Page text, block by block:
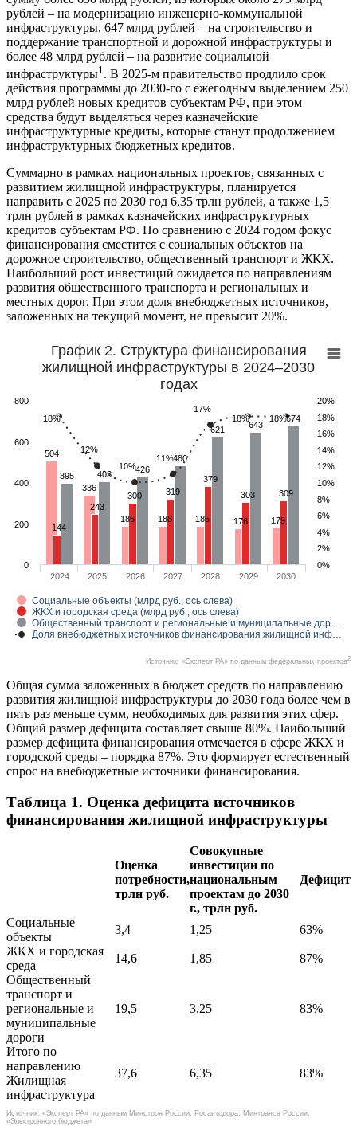
рублей – на модернизацию инженерно-коммунальной
инфраструктуры, 647 млрд рублей – на строительство и
поддержание транспортной и дорожной инфраструктуры и
более 48 млрд рублей – на развитие социальной
инфраструктуры1 . В 2025-м правительство продлило срок
действия программы до 2030-го с ежегодным выделением 250
млрд рублей новых кредитов субъектам РФ, при этом
средства будут выделяться через казначейские
инфраструктурные кредиты, которые станут продолжением
инфраструктурных бюджетных кредитов.
Суммарно в рамках национальных проектов, связанных с
развитием жилищной инфраструктуры, планируется
направить с 2025 по 2030 год 6,35 трлн рублей, а также 1,5
трлн рублей в рамках казначейских инфраструктурных
кредитов субъектам РФ. По сравнению с 2024 годом фокус
финансирования сместится с социальных объектов на
дорожное строительство, общественный транспорт и ЖКХ.
Наибольший рост инвестиций ожидается по направлениям
развития общественного транспорта и региональных и
местных дорог. При этом доля внебюджетных источников,
заложенных на текущий момент, не превысит 20%.
График 2. Структура финансирования
жилищной инфраструктуры в 2024–2030
годах
504
336
186 188 185 176 179
144
243
300 319
379
303
309
395 403 426
480
621 643
674
18%
18%
12%
12%
10%
10%
11%
11%
17%
17%
18%
18% 18%
18%
Социальные объекты (млрд руб., ось слева)
ЖКХ и городская среда (млрд руб., ось слева)
Общественный транспорт и региональные и муниципальные дор…
Доля внебюджетных источников финансирования жилищной инф…
2024 2025 2026 2027 2028 2029 2030
0%
2%
4%
6%
8%
10%
12%
14%
16%
18%
20%
0
200
400
600
800
Источник: «Эксперт РА» по данным федеральных проектов2
Общая сумма заложенных в бюджет средств по направлению
развития жилищной инфраструктуры до 2030 года более чем в
пять раз меньше сумм, необходимых для развития этих сфер.
Общий размер дефицита составляет свыше 80%. Наибольший
размер дефицита финансирования отмечается в сфере ЖКХ и
городской среды – порядка 87%. Это формирует естественный
спрос на внебюджетные источники финансирования.
Таблица 1. Оценка дефицита источников
финансирования жилищной инфраструктуры
Оценка
потребности,
трлн руб.
Совокупные
инвестиции по
национальным
проектам до 2030
г., трлн руб.
Дефицит
Социальные
объекты
3,4 1,25
63%
ЖКХ и городская
среда
14,6 1,85
87%
Общественный
транспорт и
региональные и
муниципальные
дороги
19,5 3,25 83%
Итого по
направлению
Жилищная
инфраструктура
37,6 6,35 83%
Источник: «Эксперт РА» по данным Минстроя России, Росавтодора, Минтранса России,
«Электронного бюджета»